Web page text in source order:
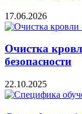
17.06.2026
Очистка
безопасности
22.10.2025